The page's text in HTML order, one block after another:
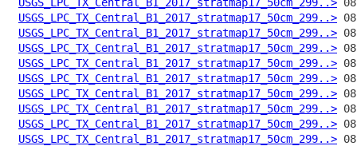
USGS_LPC_TX_Central_B1_2017_stratmap17_50cm_299..>
USGS_LPC_TX_Central_B1_2017_stratmap17_50cm_299..>
USGS_LPC_TX_Central_B1_2017_stratmap17_50cm_299..>
USGS_LPC_TX_Central_B1_2017_stratmap17_50cm_299..>
USGS_LPC_TX_Central_B1_2017_stratmap17_50cm_299..>
USGS_LPC_TX_Central_B1_2017_stratmap17_50cm_299..>
USGS_LPC_TX_Central_B1_2017_stratmap17_50cm_299..>
USGS_LPC_TX_Central_B1_2017_stratmap17_50cm_299..>
USGS_LPC_TX_Central_B1_2017_stratmap17_50cm_299..>